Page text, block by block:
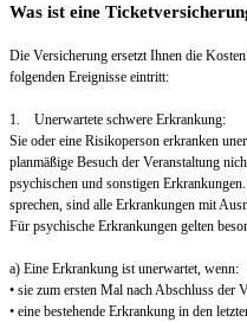
Was ist eine
Die Versicherung ersetzt Ihnen die
folgenden Ereignisse eintritt:
1. Unerwartete schwere Erkrankung:
Sie oder eine Risikoperson erkranken
planmäßige Besuch der Veranstaltung
psychischen und sonstigen
sprechen, sind alle Erkrankungen mit
Für psychische Erkrankungen gelten
a) Eine Erkrankung ist unerwartet, wenn:
• sie zum ersten Mal nach Abschluss der
• eine bestehende Erkrankung in den